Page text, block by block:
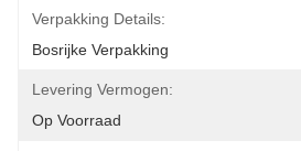
Verpakking Details:
Bosrijke Verpakking
Levering Vermogen:
Op Voorraad